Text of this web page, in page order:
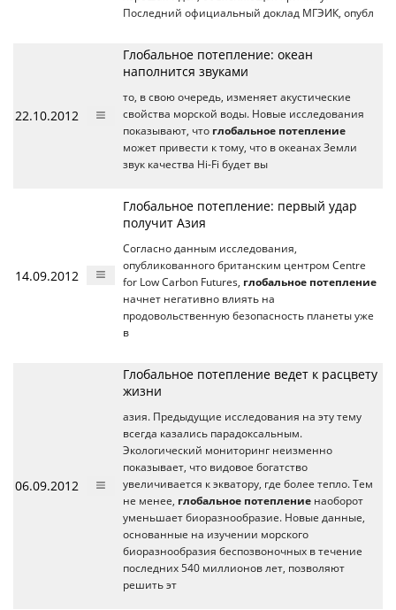
Последний официальный доклад МГЭИК, опубл
22.10.2012
Глобальное потепление: океан
наполнится звуками
то, в свою очередь, изменяет акустические
свойства морской воды. Новые исследования
показывают, что глобальное потепление
может привести к тому, что в океанах Земли
звук качества Hi-Fi будет вы
14.09.2012
Глобальное потепление: первый удар
получит Азия
Согласно данным исследования,
опубликованного британским центром Centre
for Low Carbon Futures, глобальное потепление
начнет негативно влиять на
продовольственную безопасность планеты уже
в
06.09.2012
Глобальное потепление ведет к расцвету
жизни
азия. Предыдущие исследования на эту тему
всегда казались парадоксальным.
Экологический мониторинг неизменно
показывает, что видовое богатство
увеличивается к экватору, где более тепло. Тем
не менее, глобальное потепление наоборот
уменьшает биоразнообразие. Новые данные,
основанные на изучении морского
биоразнообразия беспозвоночных в течение
последних 540 миллионов лет, позволяют
решить эт